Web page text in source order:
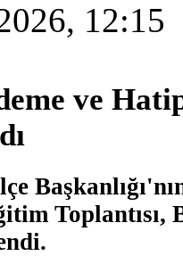
12:15
ve
Toplantısı,